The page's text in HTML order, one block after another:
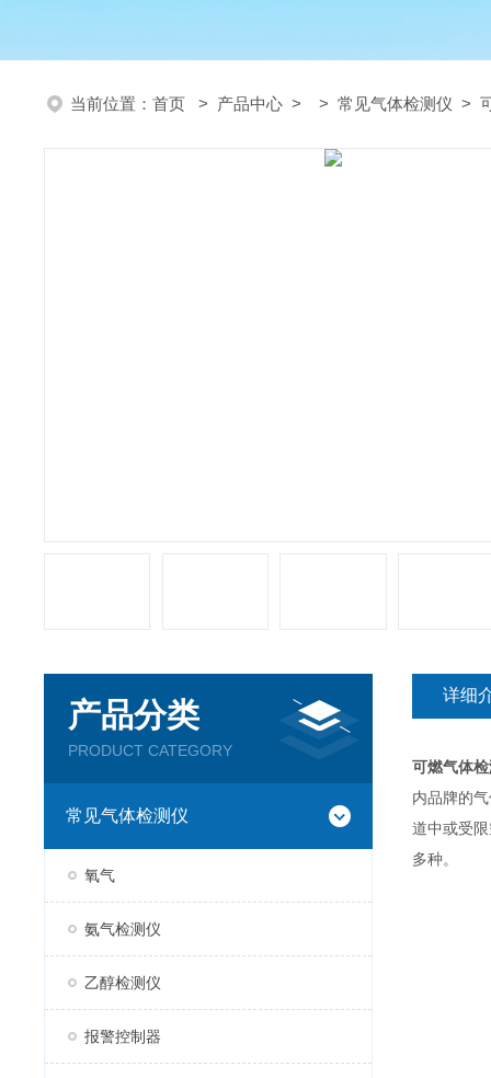
当前位置： 首页 > 产品中心 > > 常见气体检测仪 >
产品分类
PRODUCT CATEGORY
常见气体检测仪
氧气
氨气检测仪
乙醇检测仪
报警控制器
详细
可燃气体
内品牌的
道中或受
多种。